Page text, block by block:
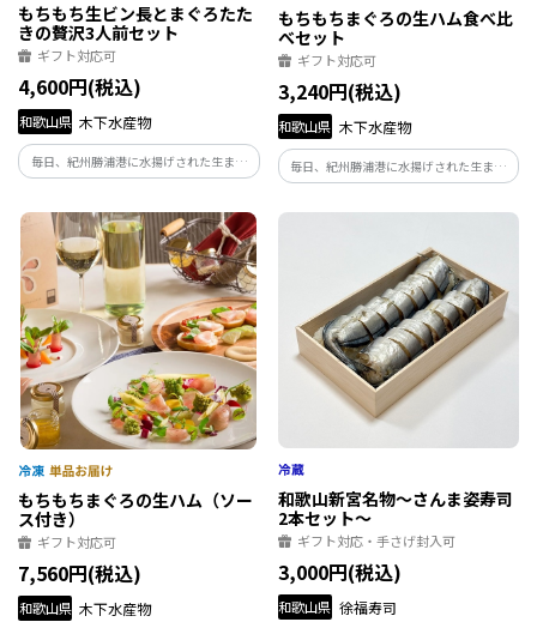
もちもち生ビン長とまぐろたた
きの贅沢3人前セット
ギフト対応可
4,600円(税込)
和歌山県 木下水産物
毎日、紀州勝浦港に水揚げされた生まぐ
ろを一本一本見極めて買付しております。
目利きで選んだ産地直送の厳選生まぐろ
です。 和歌山県特産の天然生まぐろ一度
ご賞味下さい。
もちもちまぐろの生ハム食べ比
べセット
ギフト対応可
3,240円(税込)
和歌山県 木下水産物
毎日、紀州勝浦港に水揚げされた生まぐ
ろを一本一本見極めて買付しております。
創業大正年間より代々受け継いだプロの
です。 和歌山県特産の天然生まぐろ一度
ご賞味下さい。
もちもちまぐろの生ハム（ソー
ス付き）
ギフト対応可
7,560円(税込)
和歌山県 木下水産物
和歌山新宮名物～さんま姿寿司
2本セット～
ギフト対応・手さげ封入可
3,000円(税込)
和歌山県 徐福寿司